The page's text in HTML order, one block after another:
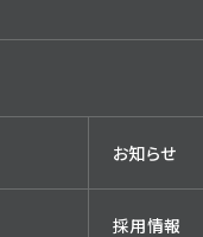
お知らせ
採用情報